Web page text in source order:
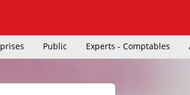
Public Experts - Comptables